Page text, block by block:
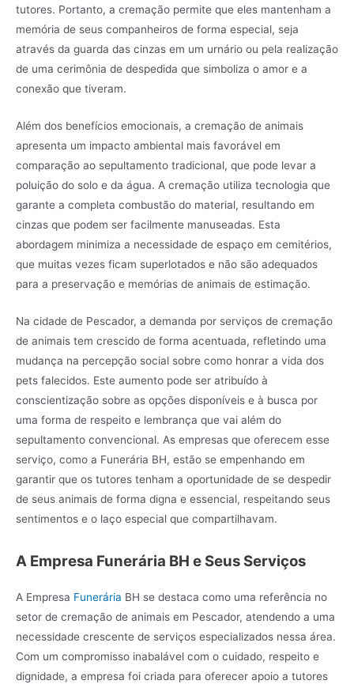
tutores. Portanto, a cremação permite que eles mantenham a
memória de seus companheiros de forma especial, seja
através da guarda das cinzas em um urnário ou pela realização
de uma cerimônia de despedida que simboliza o amor e a
conexão que tiveram.
Além dos benefícios emocionais, a cremação de animais
apresenta um impacto ambiental mais favorável em
comparação ao sepultamento tradicional, que pode levar a
poluição do solo e da água. A cremação utiliza tecnologia que
garante a completa combustão do material, resultando em
cinzas que podem ser facilmente manuseadas. Esta
abordagem minimiza a necessidade de espaço em cemitérios,
que muitas vezes ficam superlotados e não são adequados
para a preservação e memórias de animais de estimação.
Na cidade de Pescador, a demanda por serviços de cremação
de animais tem crescido de forma acentuada, refletindo uma
mudança na percepção social sobre como honrar a vida dos
pets falecidos. Este aumento pode ser atribuído à
conscientização sobre as opções disponíveis e à busca por
uma forma de respeito e lembrança que vai além do
sepultamento convencional. As empresas que oferecem esse
serviço, como a Funerária BH, estão se empenhando em
garantir que os tutores tenham a oportunidade de se despedir
de seus animais de forma digna e essencial, respeitando seus
sentimentos e o laço especial que compartilhavam.
A Empresa Funerária BH e Seus Serviços
A Empresa Funerária BH se destaca como uma referência no
setor de cremação de animais em Pescador, atendendo a uma
necessidade crescente de serviços especializados nessa área.
Com um compromisso inabalável com o cuidado, respeito e
dignidade, a empresa foi criada para oferecer apoio a tutores